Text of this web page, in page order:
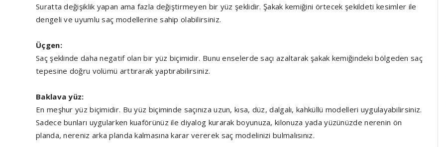
Suratta değişiklik yapan ama fazla değiştirmeyen bir yüz şeklidir. Şakak kemiğini örtecek şekildeti kesimler ile
dengeli ve uyumlu saç modellerine sahip olabilirsiniz.
Üçgen:
Saç şeklinde daha negatif olan bir yüz biçimidir. Bunu enselerde saçı azaltarak şakak kemiğindeki bölgeden saç
tepesine doğru volümü arttırarak yaptırabilirsiniz.
Baklava yüz:
En meşhur yüz biçimidir. Bu yüz biçiminde saçınıza uzun, kısa, düz, dalgalı, kahküllü modelleri uygulayabilirsiniz.
Sadece bunları uygularken kuaförünüz ile diyalog kurarak boyunuza, kilonuza yada yüzünüzde nerenin ön
planda, nereniz arka planda kalmasına karar vererek saç modelinizi bulmalısınız.